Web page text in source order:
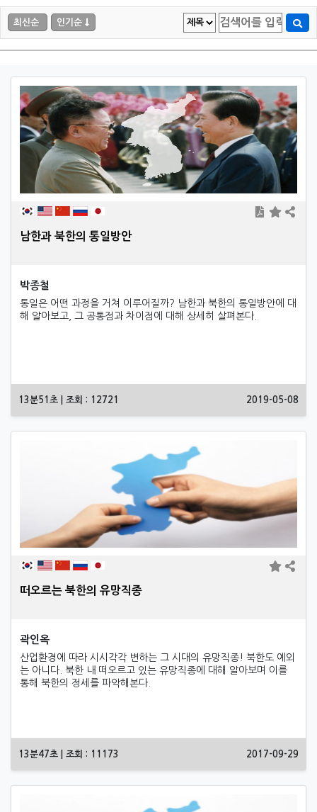
최신순 인기순
남한과 북한의 통일방안
박종철
통일은 어떤 과정을 거쳐 이루어질까? 남한과 북한의 통일방안에 대
해 알아보고, 그 공통점과 차이점에 대해 상세히 살펴본다.
13분51초 | 조회 : 12721 2019-05-08
떠오르는 북한의 유망직종
곽인옥
산업환경에 따라 시시각각 변하는 그 시대의 유망직종! 북한도 예외
는 아니다. 북한 내 떠오르고 있는 유망직종에 대해 알아보며 이를
통해 북한의 정세를 파악해본다.
13분47초 | 조회 : 11173 2017-09-29